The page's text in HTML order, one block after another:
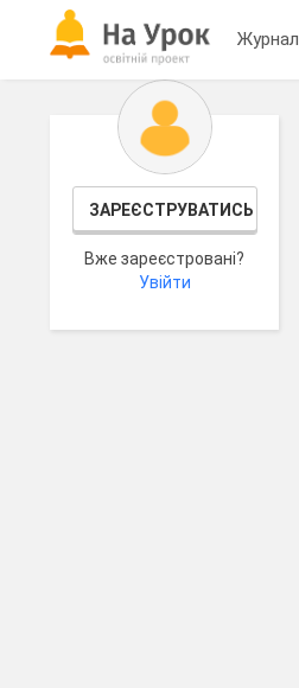
Журнал
ЗАРЕЄСТРУВАТИСЬ
Вже зареєстровані?
Увійти